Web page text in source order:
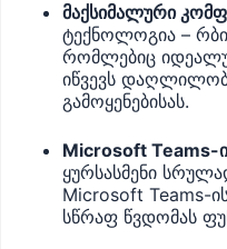
მაქსიმალური
ტექნოლოგია –
რომლებიც
იწვევს
გამოყენებისას.
Microsoft Teams-
ყურსასმენი
Microsoft Teams-
სწრაფ წვდომას